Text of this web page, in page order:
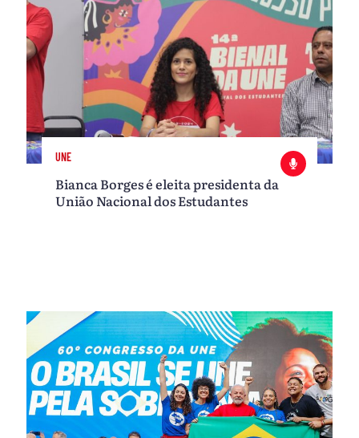
UNE
Bianca Borges é eleita presidenta da
União Nacional dos Estudantes